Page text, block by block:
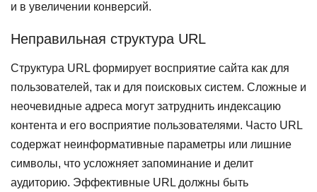
и в увеличении конверсий.
Неправильная структура URL
Структура URL формирует восприятие сайта как для
пользователей, так и для поисковых систем. Сложные и
неочевидные адреса могут затруднить индексацию
контента и его восприятие пользователями. Часто URL
содержат неинформативные параметры или лишние
символы, что усложняет запоминание и делит
аудиторию. Эффективные URL должны быть